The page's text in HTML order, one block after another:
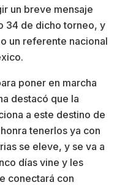
un breve mensaje
34 de dicho torneo, y
un referente nacional
poner en marcha
destacó que la
a este destino de
tenerlos ya con
se eleve, y se va a
días vine y les
conectará con